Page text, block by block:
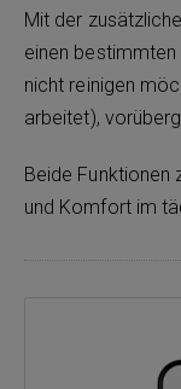
Mit der
einen
nicht reinigen
arbeitet),
Beide Funktionen
und Komfort im